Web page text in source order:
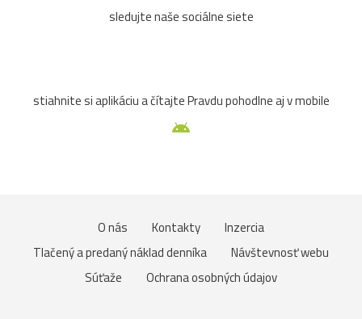
sledujte naše sociálne siete
stiahnite si aplikáciu a čítajte Pravdu pohodlne aj v mobile
O nás Kontakty
Inzercia
Tlačený a predaný náklad denníka
Návštevnosť webu
Súťaže
Ochrana osobných údajov